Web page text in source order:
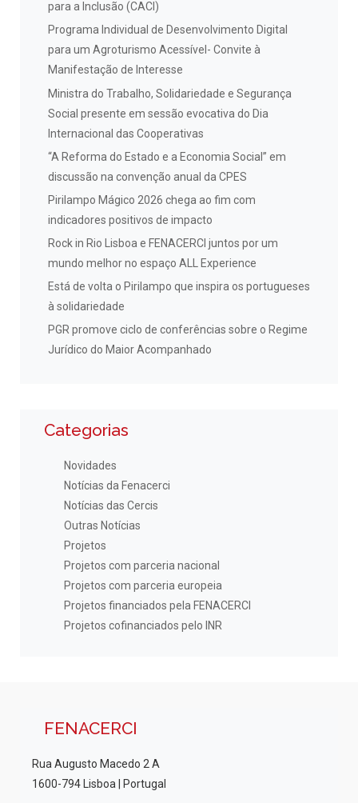
para a Inclusão (CACI)
Programa Individual de Desenvolvimento Digital
para um Agroturismo Acessível- Convite à
Manifestação de Interesse
Ministra do Trabalho, Solidariedade e Segurança
Social presente em sessão evocativa do Dia
Internacional das Cooperativas
“A Reforma do Estado e a Economia Social” em
discussão na convenção anual da CPES
Pirilampo Mágico 2026 chega ao fim com
indicadores positivos de impacto
Rock in Rio Lisboa e FENACERCI juntos por um
mundo melhor no espaço ALL Experience
Está de volta o Pirilampo que inspira os portugueses
à solidariedade
PGR promove ciclo de conferências sobre o Regime
Jurídico do Maior Acompanhado
Categorias
Novidades
Notícias da Fenacerci
Notícias das Cercis
Outras Notícias
Projetos
Projetos com parceria nacional
Projetos com parceria europeia
Projetos financiados pela FENACERCI
Projetos cofinanciados pelo INR
FENACERCI
Rua Augusto Macedo 2 A
1600-794 Lisboa | Portugal